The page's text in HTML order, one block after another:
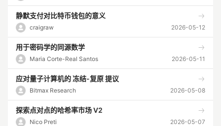
静默支付对比特币钱包的意义
craigraw 2026-05-12
用于密码学的同源数学
Maria Corte-Real Santos 2026-05-11
应对量子计算机的 冻结-复原 提议
Bitmax Research 2026-05-08
探索点对点的哈希率市场 V2
Nico Preti 2026-05-07